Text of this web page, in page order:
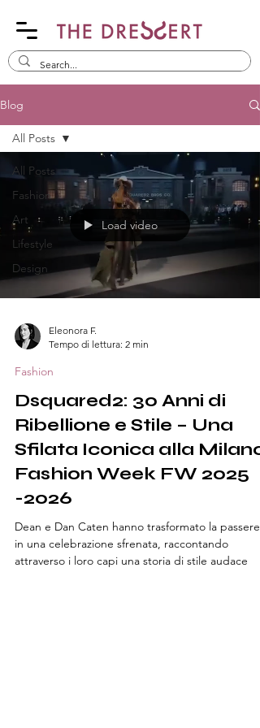
Blog
All Posts
Fashion
Art
Lifestyle
Design
All Posts
Load video
Eleonora F.
Tempo di lettura: 2 min
Fashion
Dsquared2: 30 Anni di
Ribellione e Stile – Una
Sfilata Iconica alla Milano
Fashion Week FW 2025
-2026
Dean e Dan Caten hanno trasformato la
in una celebrazione sfrenata, raccontando
attraverso i loro capi una storia di stile audace